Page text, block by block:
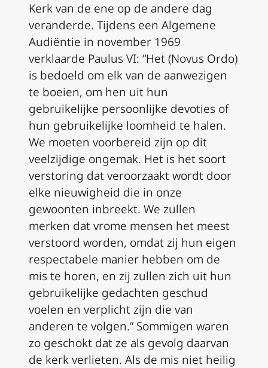
Kerk van de ene op de andere dag
veranderde. Tijdens een Algemene
Audiëntie in november 1969
verklaarde Paulus VI: “Het (Novus Ordo)
is bedoeld om elk van de aanwezigen
te boeien, om hen uit hun
gebruikelijke persoonlijke devoties of
hun gebruikelijke loomheid te halen.
We moeten voorbereid zijn op dit
veelzijdige ongemak. Het is het soort
verstoring dat veroorzaakt wordt door
elke nieuwigheid die in onze
gewoonten inbreekt. We zullen
merken dat vrome mensen het meest
verstoord worden, omdat zij hun eigen
respectabele manier hebben om de
mis te horen, en zij zullen zich uit hun
gebruikelijke gedachten geschud
voelen en verplicht zijn die van
anderen te volgen.” Sommigen waren
zo geschokt dat ze als gevolg daarvan
de kerk verlieten. Als de mis niet heilig